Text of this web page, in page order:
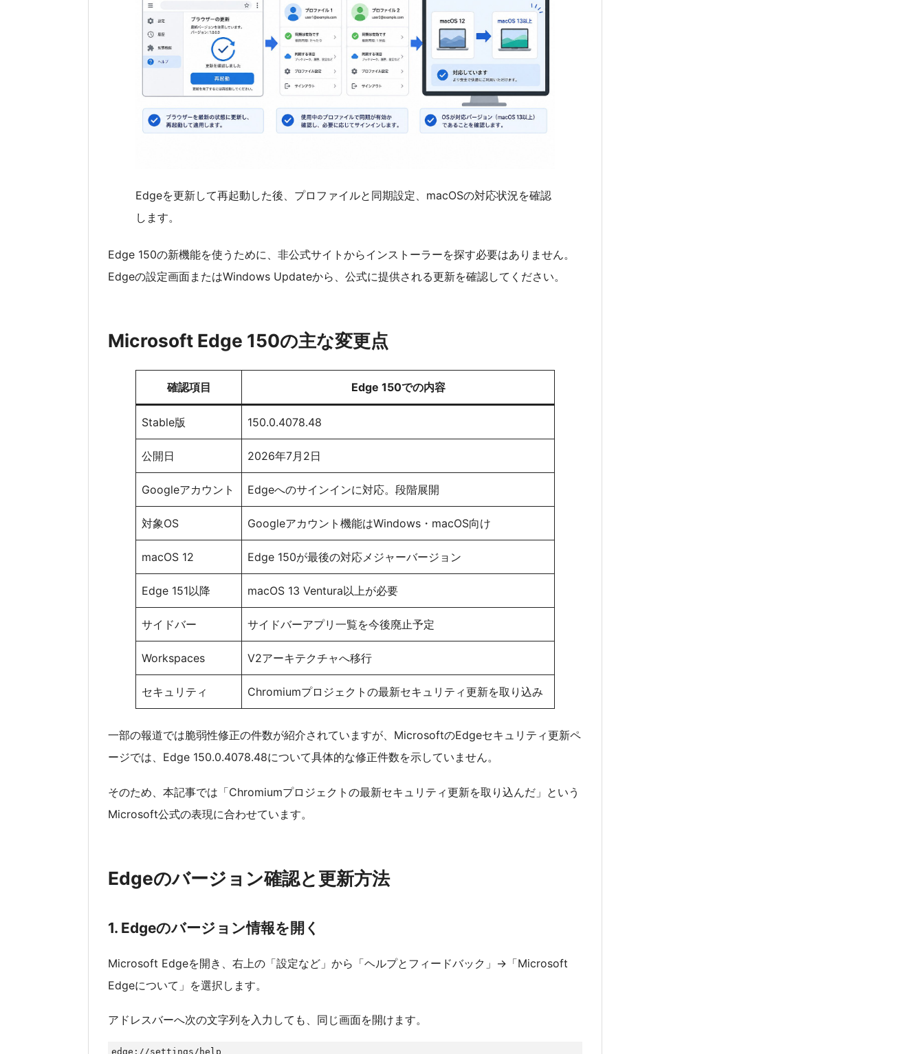
Edgeを更新して再起動した後、プロファイルと同期設定、macOSの対応状況を確認
します。
Edge 150の新機能を使うために、非公式サイトからインストーラーを探す必要はありません。
Edgeの設定画面またはWindows Updateから、公式に提供される更新を確認してください。
Microsoft Edge 150の主な変更点
確認項目 Edge 150での内容
Stable版 150.0.4078.48
公開日 2026年7月2日
Googleアカウント Edgeへのサインインに対応。段階展開
対象OS Googleアカウント機能はWindows・macOS向け
macOS 12 Edge 150が最後の対応メジャーバージョン
Edge 151以降 macOS 13 Ventura以上が必要
サイドバー サイドバーアプリ一覧を今後廃止予定
Workspaces V2アーキテクチャへ移行
セキュリティ Chromiumプロジェクトの最新セキュリティ更新を取り込み
一部の報道では脆弱性修正の件数が紹介されていますが、MicrosoftのEdgeセキュリティ更新ペ
ージでは、Edge 150.0.4078.48について具体的な修正件数を示していません。
そのため、本記事では「Chromiumプロジェクトの最新セキュリティ更新を取り込んだ」という
Microsoft公式の表現に合わせています。
Edgeのバージョン確認と更新方法
1. Edgeのバージョン情報を開く
Microsoft Edgeを開き、右上の「設定など」から「ヘルプとフィードバック」→「Microsoft
Edgeについて」を選択します。
アドレスバーへ次の文字列を入力しても、同じ画面を開けます。
edge://settings/help